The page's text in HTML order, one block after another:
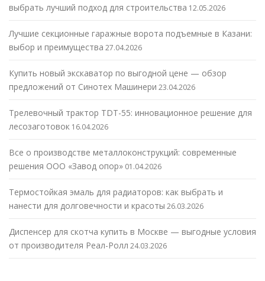
выбрать лучший подход для строительства 12.05.2026
Лучшие секционные гаражные ворота подъемные в Казани:
выбор и преимущества 27.04.2026
Купить новый экскаватор по выгодной цене — обзор
предложений от Синотех Машинери 23.04.2026
Трелевочный трактор TDT-55: инновационное решение для
лесозаготовок 16.04.2026
Все о производстве металлоконструкций: современные
решения ООО «Завод опор» 01.04.2026
Термостойкая эмаль для радиаторов: как выбрать и
нанести для долговечности и красоты 26.03.2026
Диспенсер для скотча купить в Москве — выгодные условия
от производителя Реал-Ролл 24.03.2026